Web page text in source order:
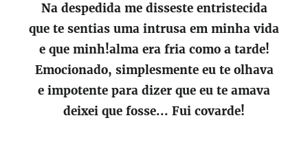
Na despedida me disseste entristecida
que te sentias uma intrusa em minha vida
e que minh!alma era fria como a tarde!
Emocionado, simplesmente eu te olhava
e impotente para dizer que eu te amava
deixei que fosse... Fui covarde!